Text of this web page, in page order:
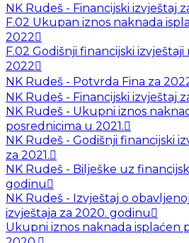
NK Rudeš - Financijski izvještaj
F.02 Ukupan iznos naknada
2022
F.02 Godišnji financijski
2022
NK Rudeš - Potvrda Fina za
NK Rudeš - Financijski izvještaj
NK Rudeš - Ukupni iznos
posrednicima u 2021.
NK Rudeš - Godišnji financijski
za 2021.
NK Rudeš - Bilješke uz
godinu
NK Rudeš - Izvještaj o
izvještaja za 2020. godinu
Ukupni iznos naknada isplaćen